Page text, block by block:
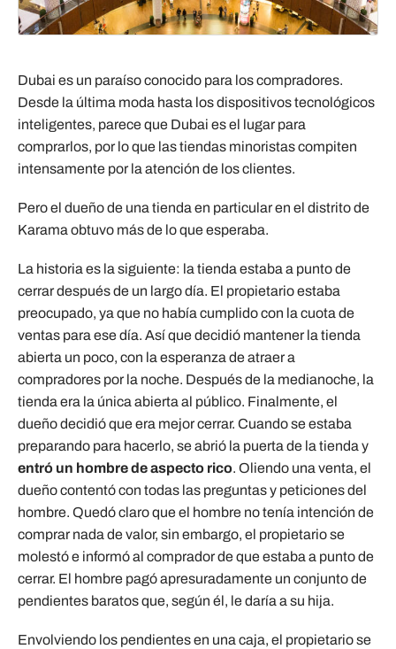
Dubai es un paraíso conocido para los compradores.
Desde la última moda hasta los dispositivos tecnológicos
inteligentes, parece que Dubai es el lugar para
comprarlos, por lo que las tiendas minoristas compiten
intensamente por la atención de los clientes.
Pero el dueño de una tienda en particular en el distrito de
Karama obtuvo más de lo que esperaba.
La historia es la siguiente: la tienda estaba a punto de
cerrar después de un largo día. El propietario estaba
preocupado, ya que no había cumplido con la cuota de
ventas para ese día. Así que decidió mantener la tienda
abierta un poco, con la esperanza de atraer a
compradores por la noche. Después de la medianoche, la
tienda era la única abierta al público. Finalmente, el
dueño decidió que era mejor cerrar. Cuando se estaba
preparando para hacerlo, se abrió la puerta de la tienda y
entró un hombre de aspecto rico. Oliendo una venta, el
dueño contentó con todas las preguntas y peticiones del
hombre. Quedó claro que el hombre no tenía intención de
comprar nada de valor, sin embargo, el propietario se
molestó e informó al comprador de que estaba a punto de
cerrar. El hombre pagó apresuradamente un conjunto de
pendientes baratos que, según él, le daría a su hija.
Envolviendo los pendientes en una caja, el propietario se